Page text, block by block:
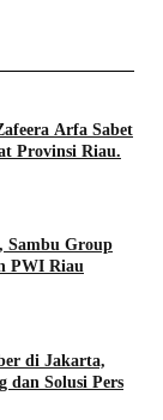
Arfa Sabet
Provinsi Riau.
Sambu Group
PWI Riau
di Jakarta,
dan Solusi Pers